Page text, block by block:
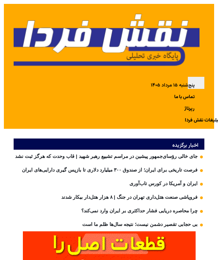
پنج‌شنبه ۱۵ مرداد ۱۴۰۵
تماس با ما
رپرتاژ
نقش فردا
اخبار برگزیده
جای خالی رؤسای‌جمهور پیشین در مراسم تشییع رهبر شهید | قاب وحدت که هرگز ثبت نشد
فرصت تاریخی برای ایران؛ از صندوق ۳۰۰ میلیارد دلاری تا بازپس گیری دارایی‌های ایران
ایران و آمریکا در کورس تاب‌آوری
فروپاشی صنعت هتل‌داری تهران در جنگ | ۸ هزار هتل‌دار بیکار شدند
چرا محاصره دریایی فشار حداکثری بر ایران وارد نمی‌کند؟
بی‌ حجابی تقصیر دشمن نیست؛ نتیجه سال‌ها ظلم ما است